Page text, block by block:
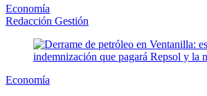
Economía
Redacción Gestión
Economía